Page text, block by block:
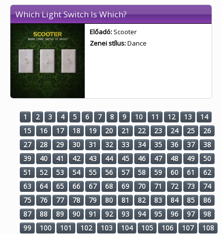
Which Light Switch Is Which?
Előadó: Scooter
Zenei stílus:Dance
1 2 3 4 5 6 7 8 9 10 11 12 13
14
15
16 17 18 19 20 21 22 23 24 25
26
27
28 29 30 31 32 33 34 35 36 37
38
39
40 41 42 43 44 45 46 47 48 49
50
51
52 53 54 55 56 57 58 59 60 61
62
63
64 65 66 67 68 69 70 71 72 73
74
75
76 77 78 79 80 81 82 83 84 85
86
87
88 89 90 91 92 93 94 95 96 97
98
99
100 101 102 103 104 105 106 107
108